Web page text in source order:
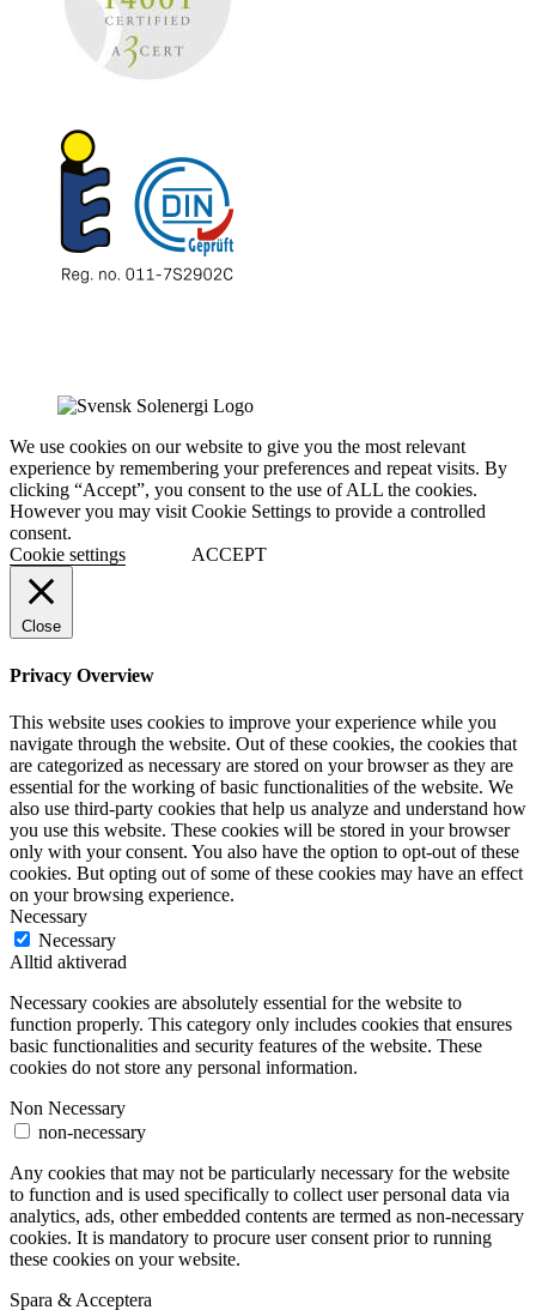
We use cookies on our website to give you the most relevant
experience by remembering your preferences and repeat visits. By
clicking “Accept”, you consent to the use of ALL the cookies.
However you may visit Cookie Settings to provide a controlled
consent.
Cookie settings
ACCEPT
Close
Privacy Overview
This website uses cookies to improve your experience while you
navigate through the website. Out of these cookies, the cookies that
are categorized as necessary are stored on your browser as they are
essential for the working of basic functionalities of the website. We
also use third-party cookies that help us analyze and understand how
you use this website. These cookies will be stored in your browser
only with your consent. You also have the option to opt-out of these
cookies. But opting out of some of these cookies may have an effect
on your browsing experience.
Necessary
Necessary
Alltid aktiverad
Necessary cookies are absolutely essential for the website to
function properly. This category only includes cookies that ensures
basic functionalities and security features of the website. These
cookies do not store any personal information.
Non Necessary
non-necessary
Any cookies that may not be particularly necessary for the website
to function and is used specifically to collect user personal data via
analytics, ads, other embedded contents are termed as non-necessary
cookies. It is mandatory to procure user consent prior to running
these cookies on your website.
Spara & Acceptera